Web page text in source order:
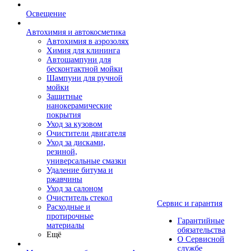
Освещение
Автохимия и автокосметика
Автохимия в аэрозолях
Химия для клининга
Автошампуни для
бесконтактной мойки
Шампуни для ручной
мойки
Защитные
нанокерамические
покрытия
Уход за кузовом
Очистители двигателя
Уход за дисками,
резиной,
универсальные смазки
Удаление битума и
ржавчины
Уход за салоном
Очиститель стекол
Расходные и
протирочные
материалы
Ещё
Сервис и гарантия
Гарантийные
обязательства
О Сервисной
службе